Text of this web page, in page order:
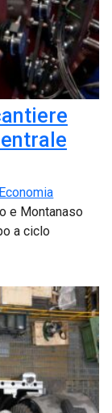
Economia
e Montanaso
a ciclo